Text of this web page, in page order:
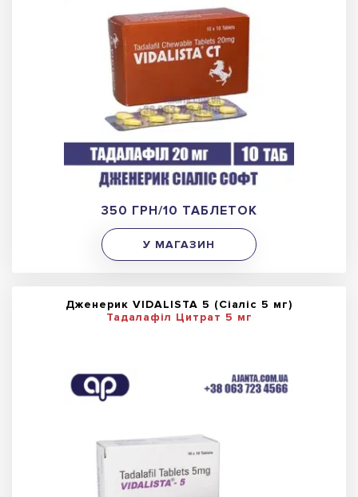
350 ГРН/10 ТАБЛЕТОК
У МАГАЗИН
Дженерик VIDALISTA 5 (Сіаліс 5 мг)
Тадалафіл Цитрат 5 мг